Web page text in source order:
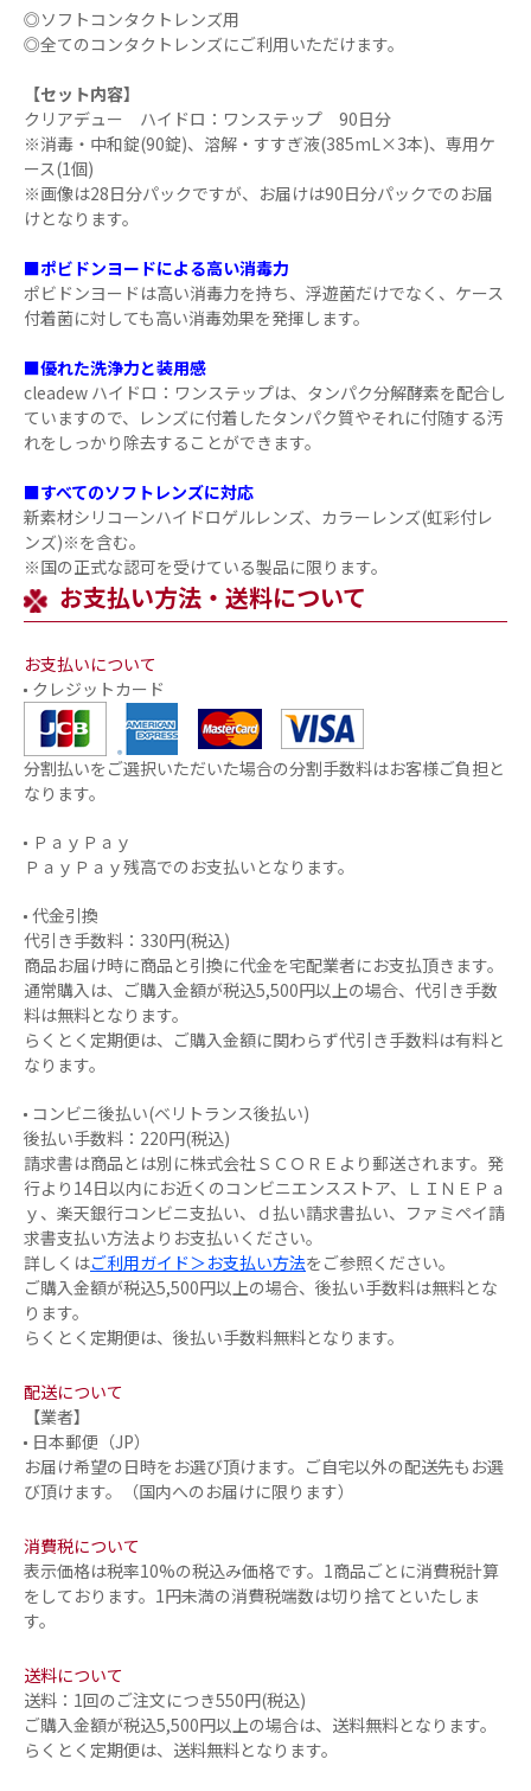
◎ソフトコンタクトレンズ用
◎全てのコンタクトレンズにご利用いただけます。
【セット内容】
クリアデュー ハイドロ：ワンステップ 90日分
※消毒・中和錠(90錠)、溶解・すすぎ液(385mL×3本)、専用ケ
ース(1個)
※画像は28日分パックですが、お届けは90日分パックでのお届
けとなります。
■ポビドンヨードによる高い消毒力
ポビドンヨードは高い消毒力を持ち、浮遊菌だけでなく、ケース
付着菌に対しても高い消毒効果を発揮します。
■優れた洗浄力と装用感
cleadew ハイドロ：ワンステップは、タンパク分解酵素を配合し
ていますので、レンズに付着したタンパク質やそれに付随する汚
れをしっかり除去することができます。
■すべてのソフトレンズに対応
新素材シリコーンハイドロゲルレンズ、カラーレンズ(虹彩付レ
ンズ)※を含む。
※国の正式な認可を受けている製品に限ります。
お支払い方法・送料について
お支払いについて
クレジットカード
分割払いをご選択いただいた場合の分割手数料はお客様ご負担と
なります。
ＰａｙＰａｙ
ＰａｙＰａｙ残高でのお支払いとなります。
代金引換
代引き手数料：330円(税込)
商品お届け時に商品と引換に代金を宅配業者にお支払頂きます。
通常購入は、ご購入金額が税込5,500円以上の場合、代引き手数
料は無料となります。
らくとく定期便は、ご購入金額に関わらず代引き手数料は有料と
なります。
コンビニ後払い(ベリトランス後払い)
後払い手数料：220円(税込)
請求書は商品とは別に株式会社ＳＣＯＲＥより郵送されます。発
行より14日以内にお近くのコンビニエンスストア、ＬＩＮＥＰａ
ｙ、楽天銀行コンビニ支払い、ｄ払い請求書払い、ファミペイ請
求書支払い方法よりお支払いください。
詳しくはご利用ガイド＞お支払い方法をご参照ください。
ご購入金額が税込5,500円以上の場合、後払い手数料は無料とな
ります。
らくとく定期便は、後払い手数料無料となります。
配送について
【業者】
日本郵便（JP）
お届け希望の日時をお選び頂けます。ご自宅以外の配送先もお選
び頂けます。（国内へのお届けに限ります）
消費税について
表示価格は税率10%の税込み価格です。1商品ごとに消費税計算
をしております。1円未満の消費税端数は切り捨てといたしま
す。
送料について
送料：1回のご注文につき550円(税込)
ご購入金額が税込5,500円以上の場合は、送料無料となります。
らくとく定期便は、送料無料となります。